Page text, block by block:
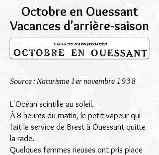
Octobre en Ouessant
Vacances d'arrière-saison
Source : Naturisme 1er novembre 1938
L'Océan scintille au soleil.
À 8 heures du matin, le petit vapeur qui
fait le service de Brest à Ouessant quitte
la rade.
Quelques femmes rieuses ont pris place